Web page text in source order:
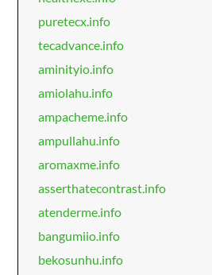
puretecx.info
tecadvance.info
aminityio.info
amiolahu.info
ampacheme.info
ampullahu.info
aromaxme.info
asserthatecontrast.info
atenderme.info
bangumiio.info
bekosunhu.info